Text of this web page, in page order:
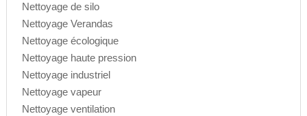
Nettoyage de silo
Nettoyage Verandas
Nettoyage écologique
Nettoyage haute pression
Nettoyage industriel
Nettoyage vapeur
Nettoyage ventilation